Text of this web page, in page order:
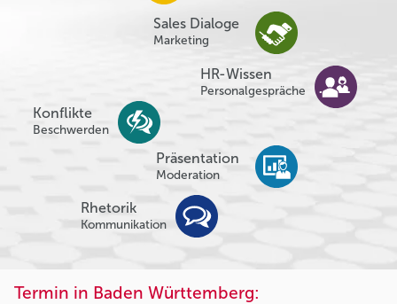
Sales Dialoge
Marketing
Konflikte
Beschwerden
HR-Wissen
Personalgespräche
Präsentation
Moderation
Rhetorik
Kommunikation
Termin in Baden Württemberg: